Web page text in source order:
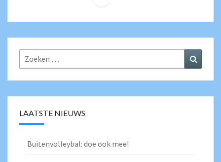
Zoeken
naar:
LAATSTE NIEUWS
Buitenvolleybal: doe ook mee!